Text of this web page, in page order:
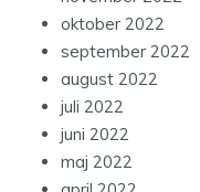
oktober 2022
september 2022
august 2022
juli 2022
juni 2022
maj 2022